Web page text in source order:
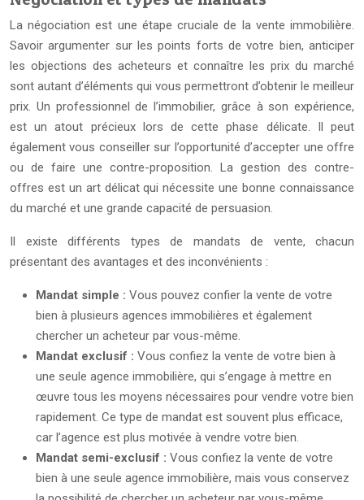
La négociation est une étape cruciale de la vente immobilière.
Savoir argumenter sur les points forts de votre bien, anticiper
les objections des acheteurs et connaître les prix du marché
sont autant d’éléments qui vous permettront d’obtenir le meilleur
prix. Un professionnel de l’immobilier, grâce à son expérience,
est un atout précieux lors de cette phase délicate. Il peut
également vous conseiller sur l’opportunité d’accepter une offre
ou de faire une contre-proposition. La gestion des contre-
offres est un art délicat qui nécessite une bonne connaissance
du marché et une grande capacité de persuasion.
Il existe différents types de mandats de vente, chacun
présentant des avantages et des inconvénients :
Mandat simple : Vous pouvez confier la vente de votre
bien à plusieurs agences immobilières et également
chercher un acheteur par vous-même.
Mandat exclusif : Vous confiez la vente de votre bien à
une seule agence immobilière, qui s’engage à mettre en
œuvre tous les moyens nécessaires pour vendre votre bien
rapidement. Ce type de mandat est souvent plus efficace,
car l’agence est plus motivée à vendre votre bien.
Mandat semi-exclusif : Vous confiez la vente de votre
bien à une seule agence immobilière, mais vous conservez